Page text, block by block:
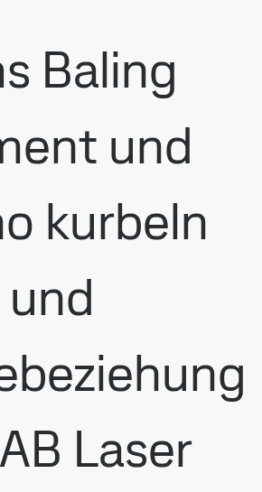
Baling
und
kurbeln
Laser